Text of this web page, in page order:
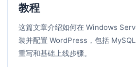
教程
这篇文章介绍如何在 Windows
装并配置 WordPress，包括
重写和基础上线步骤。